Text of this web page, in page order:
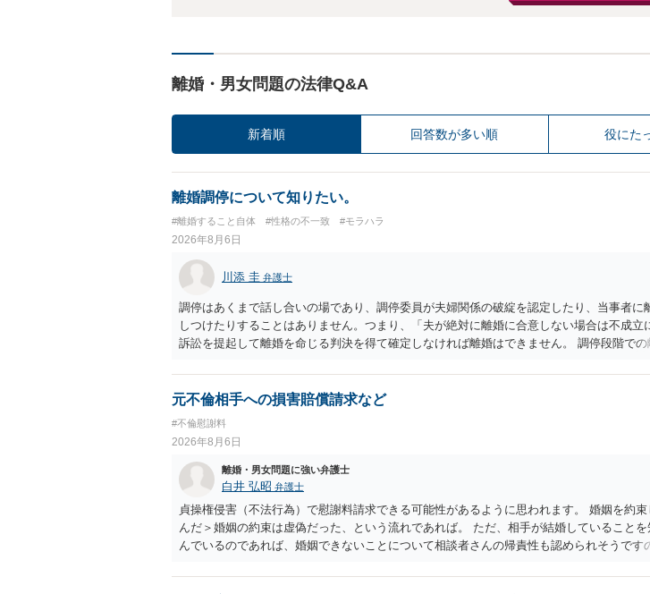
離婚・男女問題の法律Q&A
新着順 回答数が多い順 役にた
離婚調停について知りたい。
#離婚すること自体 #性格の不一致 #モラハラ
2026年8月6日
川添 圭 弁護士
調停はあくまで話し合いの場であり、調停委員が夫婦関係の破綻を認定したり、当事者に
しつけたりすることはありません。つまり、「夫が絶対に離婚に合意しない場合は不成立
訴訟を提起して離婚を命じる判決を得て確定しなければ離婚はできません。 調停段階で
ば、夫から「この条件なら離婚してもよい」として提示された条件を全部丸呑みする、と
いかもしれません）。ただ、離婚訴訟をしたくないという考えを見透かされてしまうと、
淡々と調停不成立にして離婚訴訟で離婚原因を主張し、判決へ持っていく方が近道である
りません。見通し等を含め、弁護士へ相談・依頼した方がよいと思います。
元不倫相手への損害賠償請求など
#不倫慰謝料
2026年8月6日
離婚・男女問題に強い弁護士
白井 弘昭 弁護士
貞操権侵害（不法行為）で慰謝料請求できる可能性があるように思われます。 婚姻を約束
んだ＞婚姻の約束は虚偽だった、という流れであれば。 ただ、相手が結婚していることを
んでいるのであれば、婚姻できないことについて相談者さんの帰責性も認められそうです